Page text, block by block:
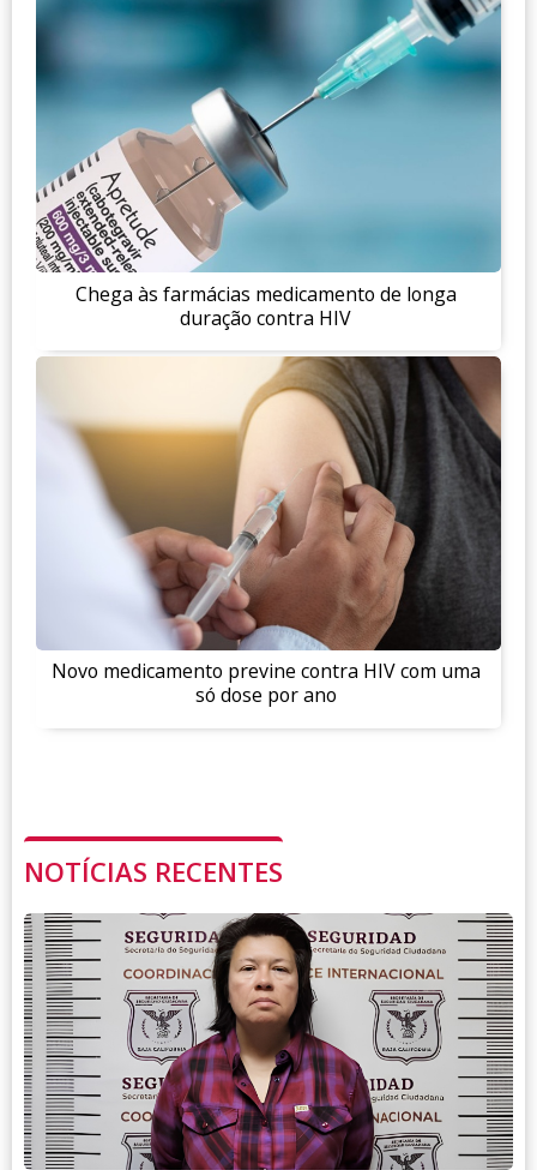
Chega às farmácias medicamento de longa
duração contra HIV
Novo medicamento previne contra HIV com uma
só dose por ano
NOTÍCIAS RECENTES